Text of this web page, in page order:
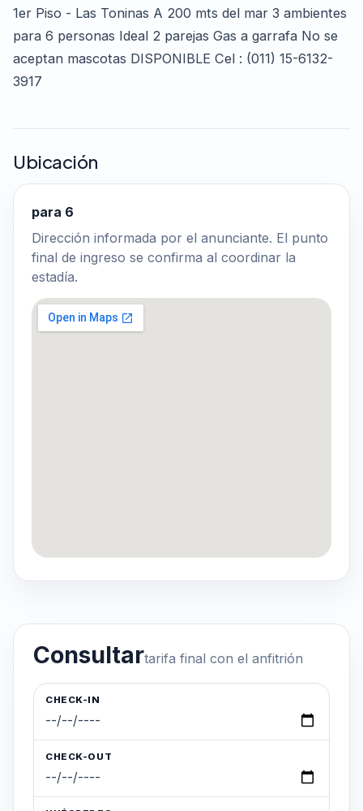
1er Piso - Las Toninas A 200 mts del mar 3 ambientes
para 6 personas Ideal 2 parejas Gas a garrafa No se
aceptan mascotas DISPONIBLE Cel : (011) 15-6132-
3917
Ubicación
para 6
Dirección informada por el anunciante. El punto
final de ingreso se confirma al coordinar la
estadía.
Consultartarifa final con el anfitrión
CHECK-IN
CHECK-OUT